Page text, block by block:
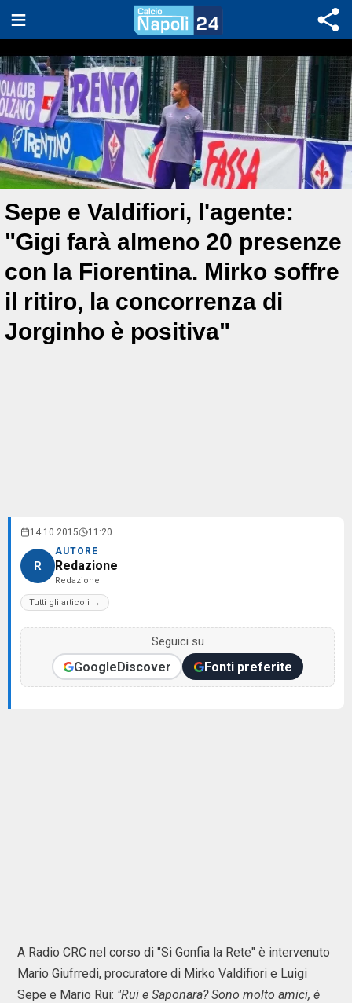
Sepe e Valdifiori, l'agente:
"Gigi farà almeno 20 presenze
con la Fiorentina. Mirko soffre
il ritiro, la concorrenza di
Jorginho è positiva"
14.10.2015 11:20
R
AUTORE
Redazione
Redazione
Tutti gli articoli →
Seguici su
GoogleDiscover Fonti preferite
A Radio CRC nel corso di "Si Gonfia la Rete" è intervenuto
Mario Giufrredi, procuratore di Mirko Valdifiori e Luigi
Sepe e Mario Rui: "Rui e Saponara? Sono molto amici, è